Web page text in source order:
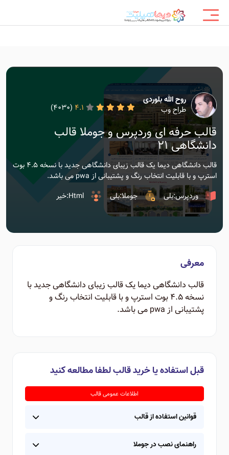
روح الله بلوردی
طراح وب
4.1
(4030)
قالب حرفه ای وردپرس و جوملا قالب
دانشگاهی 21
قالب دانشگاهی دیما یک قالب زیبای دانشگاهی جدید با نسخه 4.5 بوت
استرپ و با قابلیت انتخاب رنگ و پشتیبانی از pwa می باشد.
وردپرس:بلی
جوملا:بلی Html:خیر
معرفی
قالب دانشگاهی دیما یک قالب زیبای دانشگاهی جدید با
نسخه 4.5 بوت استرپ و با قابلیت انتخاب رنگ و
پشتیبانی از pwa می باشد.
قبل استفاده یا خرید قالب لطفا مطالعه کنید
اطلاعات عمومی قالب
قوانین استفاده از قالب
راهنمای نصب در جوملا